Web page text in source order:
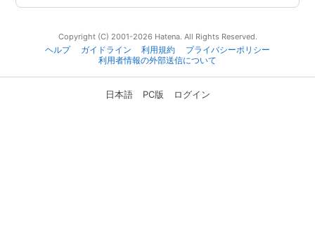
Copyright (C) 2001-2026 Hatena. All Rights Reserved.
ヘルプ
ガイドライン 利用規約
プライバシーポリシー
利用者情報の外部送信について
日本語 PC版 ログイン